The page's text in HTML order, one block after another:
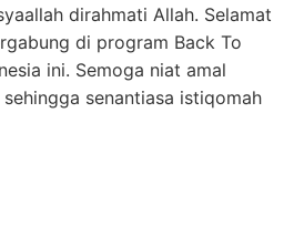
dirahmati Allah. Selamat
di program Back To
ini. Semoga niat amal
senantiasa istiqomah